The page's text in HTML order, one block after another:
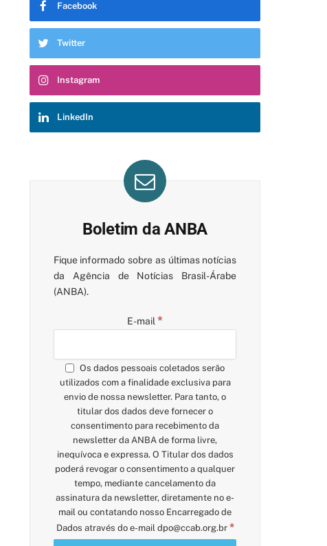
Facebook
Twitter
Instagram
LinkedIn
Boletim da ANBA
Fique informado sobre as últimas notícias
da Agência de Notícias Brasil-Árabe
(ANBA).
E-mail *
Os dados pessoais coletados serão
utilizados com a finalidade exclusiva para
envio de nossa newsletter. Para tanto, o
titular dos dados deve fornecer o
consentimento para recebimento da
newsletter da ANBA de forma livre,
inequívoca e expressa. O Titular dos dados
poderá revogar o consentimento a qualquer
tempo, mediante cancelamento da
assinatura da newsletter, diretamente no e-
mail ou contatando nosso Encarregado de
Dados através do e-mail dpo@ccab.org.br *